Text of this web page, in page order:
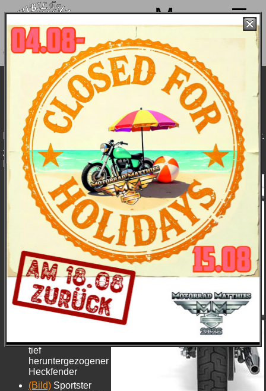
Menu
Wir machen von 4. bis 15.08. Sommerpause
sind ab 18.08. wieder mit voller Power für
Euch da!
Sportster XL 883 2009: Features
Features Daten
und
Preise
Bildergalerie
Die Harley-Davidson Sportster. Nicht mehr. Und nicht weniger.
2009 neu:Neu abgestimmte Federbeine, optimiertes
Fahrverhalten und flacherer Frontfender.
(Bild)
Gummigelagerter
XL Evolution™
883 Motor -
Silberfarben
pulverbeschichtet
mit polierten
Details
(Bild)Verchromte
Speichenräder
Flacher Low-Rise-
Lenker
tief
heruntergezogener
Heckfender
(Bild) Sportster